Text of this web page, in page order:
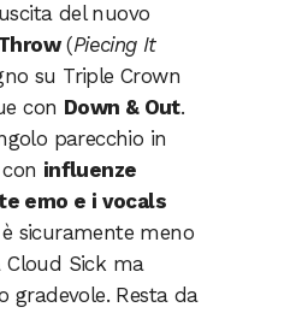
del nuovo
(Piecing It
su Triple Crown
con Down & Out.
parecchio in
influenze
emo e i vocals
è sicuramente meno
Sick ma
gradevole. Resta da